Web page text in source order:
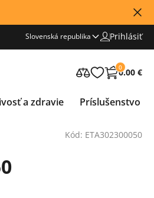
Slovenská republika Prihlásiť
0
0.00 €
a zdravie Príslušenstvo
Kód: ETA302300050